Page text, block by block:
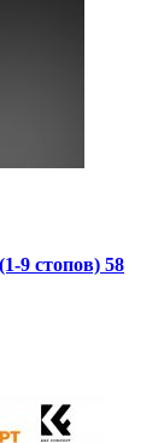
9 стопов) 58